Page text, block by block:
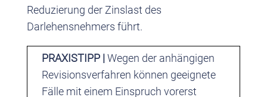
Reduzierung der Zinslast des
Darlehensnehmers führt.
PRAXISTIPP | Wegen der anhängigen
Revisionsverfahren können geeignete
Fälle mit einem Einspruch vorerst